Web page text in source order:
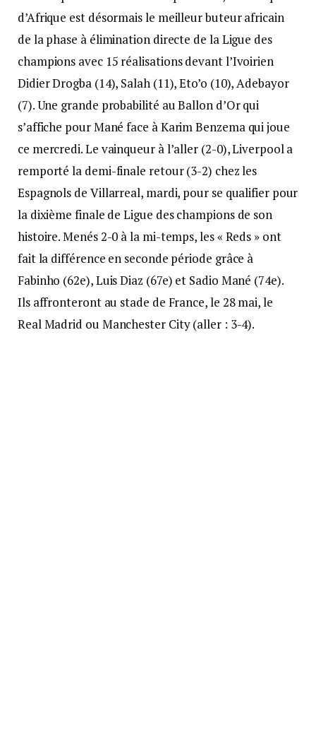
d’Afrique est désormais le meilleur buteur africain
de la phase à élimination directe de la Ligue des
champions avec 15 réalisations devant l’Ivoirien
Didier Drogba (14), Salah (11), Eto’o (10), Adebayor
(7). Une grande probabilité au Ballon d’Or qui
s’affiche pour Mané face à Karim Benzema qui joue
ce mercredi. Le vainqueur à l’aller (2-0), Liverpool a
remporté la demi-finale retour (3-2) chez les
Espagnols de Villarreal, mardi, pour se qualifier pour
la dixième finale de Ligue des champions de son
histoire. Menés 2-0 à la mi-temps, les « Reds » ont
fait la différence en seconde période grâce à
Fabinho (62e), Luis Diaz (67e) et Sadio Mané (74e).
Ils affronteront au stade de France, le 28 mai, le
Real Madrid ou Manchester City (aller : 3-4).